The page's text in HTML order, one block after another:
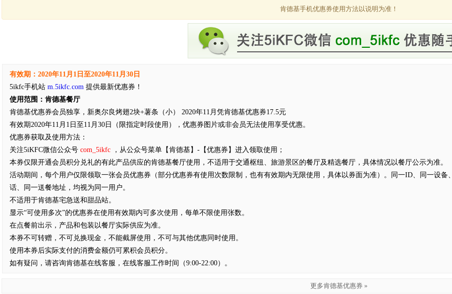
肯德基手机优惠券使用方法以说明为准！
有效期：2020年11月1日至2020年11月30日
5ikfc手机站 m.5ikfc.com 提供最新优惠券！
使用范围：肯德基餐厅
肯德基优惠券会员独享，新奥尔良烤翅2块+薯条（小） 2020年11月凭肯德基优惠券17.5元
有效期2020年11月1日至11月30日（限指定时段使用），优惠券图片或非会员无法使用享受优惠。
优惠券获取及使用方法：
关注5iKFC微信公众号 com_5ikfc ，从公众号菜单【肯德基】-【优惠券】进入领取使用；
本券仅限开通会员积分兑礼的有此产品供应的肯德基餐厅使用，不适用于交通枢纽、旅游景区的餐厅及精选餐厅，具体情况以餐厅公示为准。
活动期间，每个用户仅限领取一张会员优惠券（部分优惠券有使用次数限制，也有有效期内无限使用，具体以券面为准）。同一ID、同一设
话、同一送餐地址，均视为同一用户。
不适用于肯德基宅急送和甜品站。
显示“可使用多次”的优惠券在使用有效期内可多次使用，每单不限使用张数。
在点餐前出示，产品和包装以餐厅实际供应为准。
本券不可转赠，不可兑换现金，不能截屏使用，不可与其他优惠同时使用。
使用本券后实际支付的消费金额仍可累积会员积分。
如有疑问，请咨询肯德基在线客服，在线客服工作时间（9:00-22:00）。
更多肯德基优惠券 »